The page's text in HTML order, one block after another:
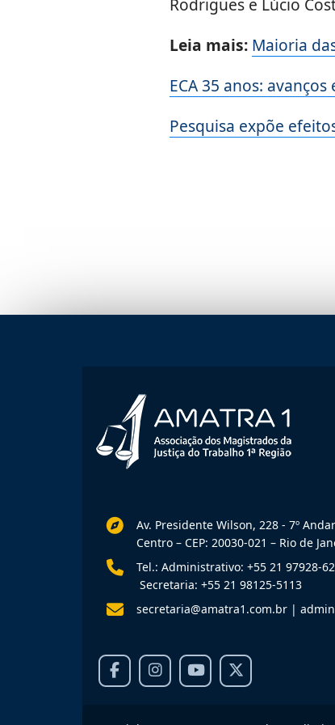
Rodrigues e Lúcio
Leia mais: Maioria
ECA 35 anos:
Pesquisa expõe
Av. Presidente Wilson, 228 - 7º Andar
Centro – CEP: 20030-021 – Rio de
Tel.: Administrativo: +55 21 97928-
Secretaria: +55 21 98125-5113
secretaria@amatra1.com.br |